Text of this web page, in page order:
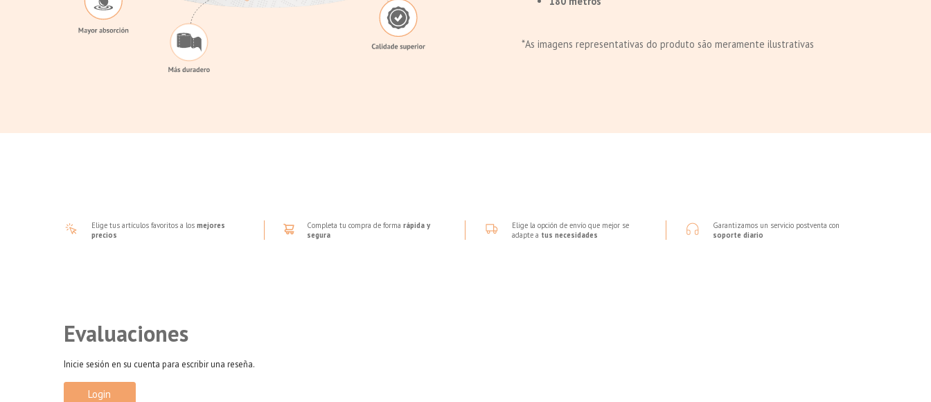
*As imagens representativas do produto são meramente ilustrativas
Elige tus artículos favoritos a los mejores
precios
Completa tu compra de forma rápida y
segura
Elige la opción de envío que mejor se
adapte a tus necesidades
Garantizamos un servicio postventa con
soporte diario
Evaluaciones
Inicie sesión en su cuenta para escribir una reseña.
Login